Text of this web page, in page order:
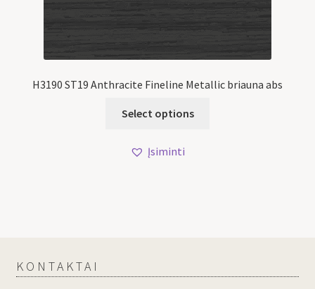
H3190 ST19 Anthracite Fineline Metallic briauna abs
Select options
Įsiminti
KONTAKTAI